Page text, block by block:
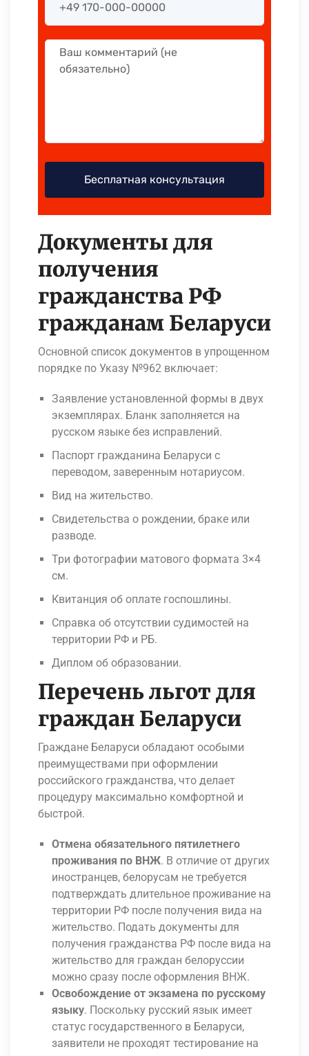
Документы для
получения
гражданства РФ
гражданам Беларуси
Основной список документов в упрощенном
порядке по Указу №962 включает:
Заявление установленной формы в двух
экземплярах. Бланк заполняется на
русском языке без исправлений.
Паспорт гражданина Беларуси с
переводом, заверенным нотариусом.
Вид на жительство.
Свидетельства о рождении, браке или
разводе.
Три фотографии матового формата 3×4
см.
Квитанция об оплате госпошлины.
Справка об отсутствии судимостей на
территории РФ и РБ.
Диплом об образовании.
Перечень льгот для
граждан Беларуси
Граждане Беларуси обладают особыми
преимуществами при оформлении
российского гражданства, что делает
процедуру максимально комфортной и
быстрой.
Отмена обязательного пятилетнего
проживания по ВНЖ. В отличие от других
иностранцев, белорусам не требуется
подтверждать длительное проживание на
территории РФ после получения вида на
жительство. Подать документы для
получения гражданства РФ после вида на
жительство для граждан белоруссии
можно сразу после оформления ВНЖ.
Освобождение от экзамена по русскому
языку. Поскольку русский язык имеет
статус государственного в Беларуси,
заявители не проходят тестирование на